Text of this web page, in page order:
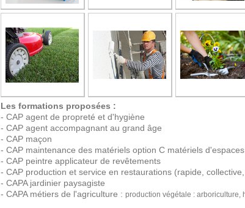
Les formations proposées :
- CAP agent de propreté et d'hygiène
- CAP agent accompagnant au grand âge
- CAP maçon
- CAP maintenance des matériels option C matériels
- CAP peintre applicateur de revêtements
- CAP production et service en restaurations (rapide,
- CAPA jardinier paysagiste
- CAPA métiers de l'agriculture : production végétale : arboriculture,